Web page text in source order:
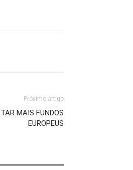
Próximo artigo
MAIS FUNDOS
EUROPEUS